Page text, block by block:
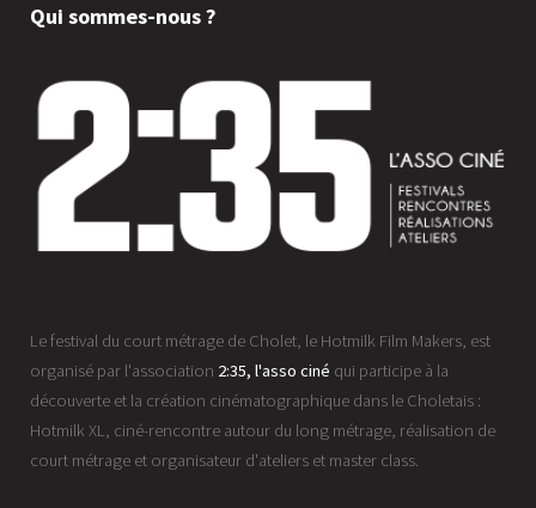
Qui sommes-nous ?
Le festival du court métrage de Cholet, le Hotmilk Film Makers, est
organisé par l'association 2:35, l'asso ciné qui participe à la
découverte et la création cinématographique dans le Choletais :
Hotmilk XL, ciné-rencontre autour du long métrage, réalisation de
court métrage et organisateur d'ateliers et master class.